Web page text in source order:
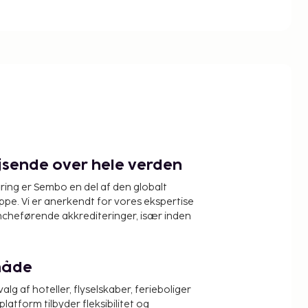
over hele verden
er Sembo en del af den globalt
Vi er anerkendt for vores ekspertise
akkrediteringer, især inden
af hoteller, flyselskaber, ferieboliger
tilbyder fleksibilitet og